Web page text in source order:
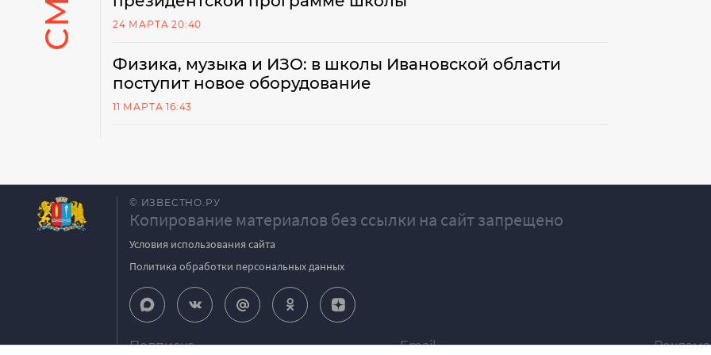
24 МАРТА 20:40
Физика, музыка и ИЗО: в школы Ивановской области
поступит новое оборудование
11 МАРТА 16:43
© ИЗВЕСТНО.РУ
Копирование материалов без ссылки на сайт запрещено
Условия использования сайта
Политика обработки персональных данных
Подписка Email Реклама